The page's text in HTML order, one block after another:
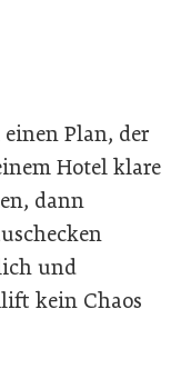
Plan, der
Hotel klare
dann
und
kein Chaos